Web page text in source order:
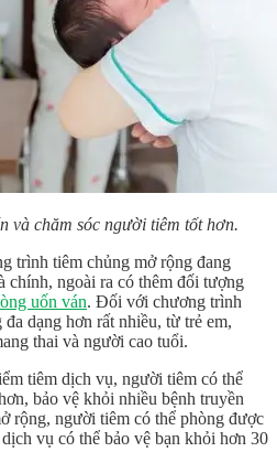
và chăm sóc người tiêm tốt hơn.
trình tiêm chủng mở rộng đang
chính, ngoài ra có thêm đối tượng
uốn ván. Đối với chương trình
dạng hơn rất nhiều, từ trẻ em,
thai và người cao tuổi.
tiêm dịch vụ, người tiêm có thể
bảo vệ khỏi nhiều bệnh truyền
rộng, người tiêm có thể phòng được
vụ có thể bảo vệ bạn khỏi hơn 30